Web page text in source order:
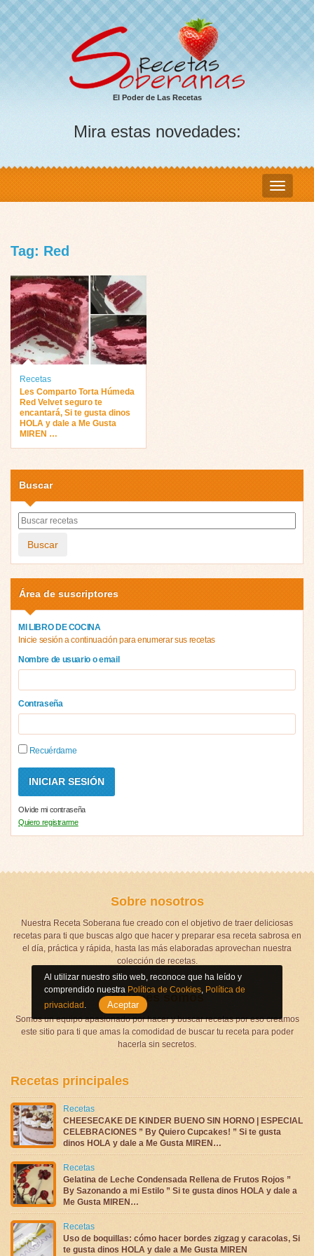
El Poder de Las Recetas
Mira estas novedades:
Tag: Red
Recetas
Les Comparto Torta Húmeda
Red Velvet seguro te
encantará, Si te gusta dinos
HOLA y dale a Me Gusta
MIREN …
Buscar
Buscar
Área de suscriptores
MI LIBRO DE COCINA
Inicie sesión a continuación para enumerar sus recetas
Nombre de usuario o email
Contraseña
Recuérdame
Olvide mi contraseña
Quiero registrarme
Sobre nosotros
Nuestra Receta Soberana fue creado con el objetivo de traer deliciosas
recetas para ti que buscas algo que hacer y preparar esa receta sabrosa en
el día, práctica y rápida, hasta las más elaboradas aprovechan nuestra
colección de recetas.
Quienes somos
Somos un equipo apasionado por hacer y buscar recetas por eso creamos
este sitio para ti que amas la comodidad de buscar tu receta para poder
hacerla sin secretos.
Recetas principales
Recetas
CHEESECAKE DE KINDER BUENO SIN HORNO | ESPECIAL
CELEBRACIONES ” By Quiero Cupcakes! ” Si te gusta
dinos HOLA y dale a Me Gusta MIREN…
Recetas
Gelatina de Leche Condensada Rellena de Frutos Rojos ”
By Sazonando a mi Estilo ” Si te gusta dinos HOLA y dale a
Me Gusta MIREN…
Recetas
Uso de boquillas: cómo hacer bordes zigzag y caracolas, Si
te gusta dinos HOLA y dale a Me Gusta MIREN
Al utilizar nuestro sitio web, reconoce que ha leído y
comprendido nuestra Política de Cookies, Política de
privacidad . Aceptar